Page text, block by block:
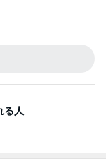
ナツを求める旅 最